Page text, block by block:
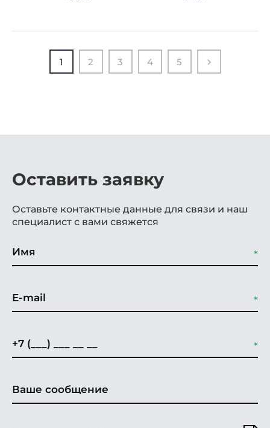
1 2 3 4 5
Оставить заявку
Оставьте контактные данные для связи и наш
специалист с вами свяжется